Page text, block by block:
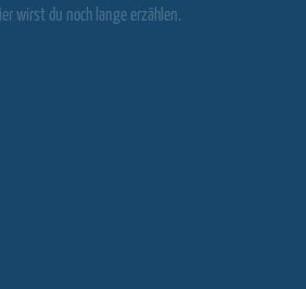
wirst du noch lange erzählen.